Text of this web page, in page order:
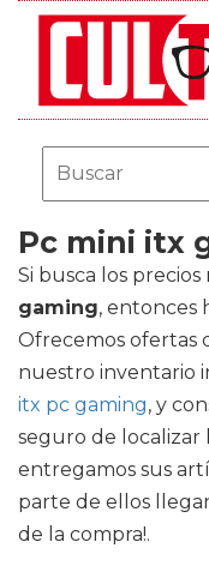
Pc mini itx
Si busca los
gaming, entonces
Ofrecemos ofertas
nuestro inventario
itx pc gaming, y
seguro de localizar
entregamos sus
parte de ellos
de la compra!.